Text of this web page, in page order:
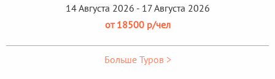
14 Августа 2026 - 17 Августа 2026
от 18500 р/чел
Больше Туров >